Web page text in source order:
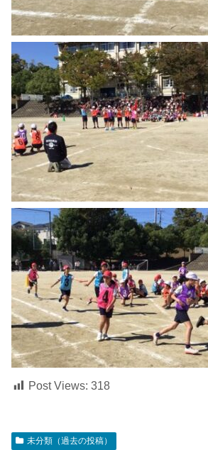
Post Views: 318
未分類（過去の投稿）